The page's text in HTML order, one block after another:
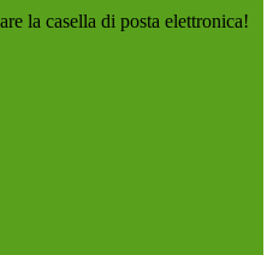
la casella di posta elettronica!